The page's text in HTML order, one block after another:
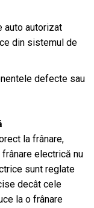
auto autorizat
din sistemul de
defecte sau
la frânare,
electrică nu
sunt reglate
decât cele
la o frânare